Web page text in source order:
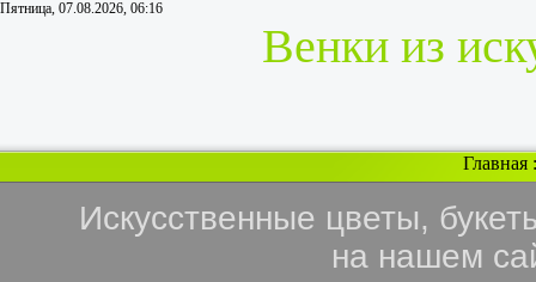
Пятница, 07.08.2026, 06:16
Венки из
Главная
Искусственные цветы,
на нашем